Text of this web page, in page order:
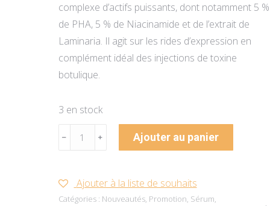
complexe d’actifs puissants, dont notamment 5 %
de PHA, 5 % de Niacinamide et de l’extrait de
Laminaria. Il agit sur les rides d’expression en
complément idéal des injections de toxine
botulique.
3 en stock
quantité
TIOX
Peptide
﹣ ﹢ Ajouter au panier
Ajouter à la liste de souhaits
Catégories : Nouveautés, Promotion, Sérum,